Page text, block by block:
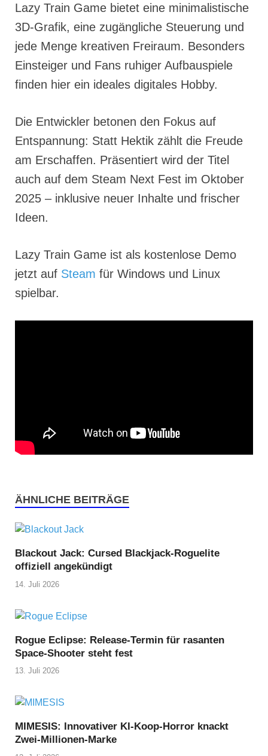
Lazy Train Game bietet eine minimalistische
3D-Grafik, eine zugängliche Steuerung und
jede Menge kreativen Freiraum. Besonders
Einsteiger und Fans ruhiger Aufbauspiele
finden hier ein ideales digitales Hobby.
Die Entwickler betonen den Fokus auf
Entspannung: Statt Hektik zählt die Freude
am Erschaffen. Präsentiert wird der Titel
auch auf dem Steam Next Fest im Oktober
2025 – inklusive neuer Inhalte und frischer
Ideen.
Lazy Train Game ist als kostenlose Demo
jetzt auf Steam für Windows und Linux
spielbar.
ÄHNLICHE BEITRÄGE
Blackout Jack: Cursed Blackjack-Roguelite
offiziell angekündigt
14. Juli 2026
Rogue Eclipse: Release-Termin für rasanten
Space-Shooter steht fest
13. Juli 2026
MIMESIS: Innovativer KI-Koop-Horror knackt
Zwei-Millionen-Marke